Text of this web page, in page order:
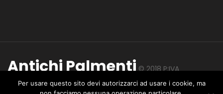
Antichi Palmenti© 2018 P:IVA
01447960491 - CIN IT049018B52MO3FE87privacy-
Per usare questo sito devi autorizzarci ad usare i cookie, ma